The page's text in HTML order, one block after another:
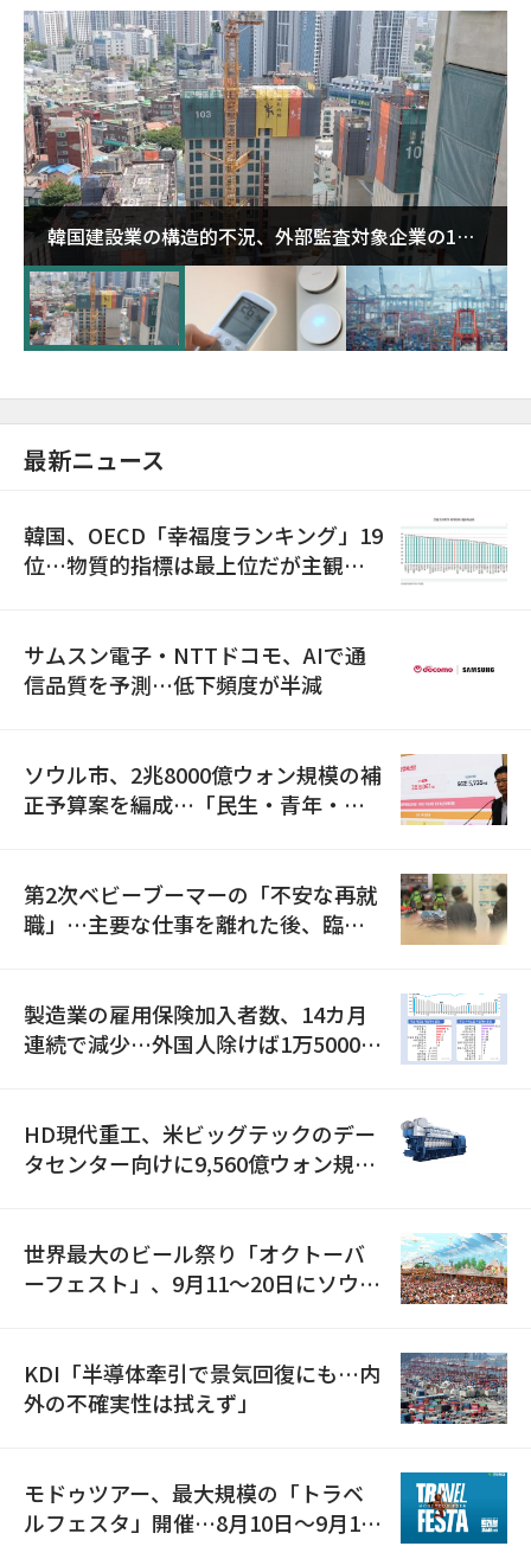
韓国建設業の構造的不況、外部監査対象企業の1割
超が「ゾンビ企業」に…5年で2.8倍増
最新ニュース
韓国、OECD「幸福度ランキング」19
位…物質的指標は最上位だが主観的
サムスン電子・NTTドコモ、AIで通
信品質を予測…低下頻度が半減
ソウル市、2兆8000億ウォン規模の補
正予算案を編成…「民生・青年・安
第2次ベビーブーマーの「不安な再就
職」…主要な仕事を離れた後、臨時
製造業の雇用保険加入者数、14カ月
連続で減少…外国人除けば1万5000人
HD現代重工、米ビッグテックのデー
タセンター向けに9,560億ウォン規模
世界最大のビール祭り「オクトーバ
ーフェスト」、9月11〜20日にソウル
KDI「半導体牽引で景気回復にも…内
外の不確実性は拭えず」
モドゥツアー、最大規模の「トラベ
ルフェスタ」開催…8月10日～9月11